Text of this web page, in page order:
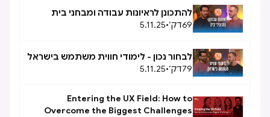
להתכונן לראיונות עבודה ומבחני בית
69דק׳•
5.11.25
לבחור נכון - לימודי חווית משתמש בישראל
79דק׳•
5.11.25
Entering the UX Field: How to
Overcome the Biggest Challenges